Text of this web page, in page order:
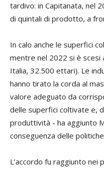
tardivo: in Capitanata, nel
di quintali di prodotto, a
In calo anche le superfici
mentre nel 2022 si è scesi
Italia, 32.500 ettari). Le
hanno tirato la corda al
valore adeguato da
delle superfici coltivate e,
produttività - ha aggiunto
conseguenza delle
L’accordo fu raggiunto nei